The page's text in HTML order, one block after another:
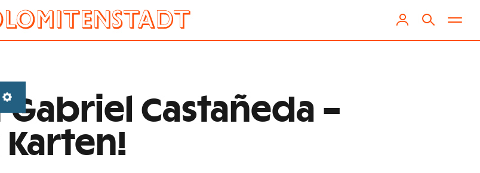
Settings
Castañeda –